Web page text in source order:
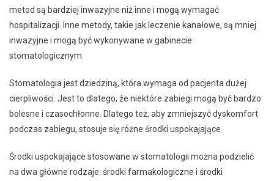
metod są bardziej inwazyjne niż inne i mogą wymagać
hospitalizacji. Inne metody, takie jak leczenie kanałowe, są mniej
inwazyjne i mogą być wykonywane w gabinecie
stomatologicznym.
Stomatologia jest dziedziną, która wymaga od pacjenta dużej
cierpliwości. Jest to dlatego, że niektóre zabiegi mogą być bardzo
bolesne i czasochłonne. Dlatego też, aby zmniejszyć dyskomfort
podczas zabiegu, stosuje się różne środki uspokajające.
Środki uspokajające stosowane w stomatologii można podzielić
na dwa główne rodzaje: środki farmakologiczne i środki